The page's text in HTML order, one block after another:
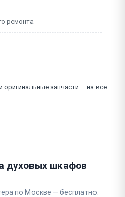
ремонта
оригинальные запчасти — на все
духовых шкафов
по Москве — бесплатно.